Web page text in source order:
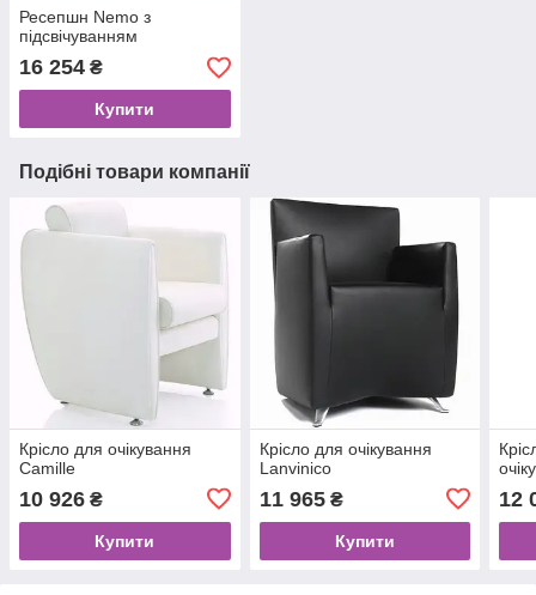
Ресепшн Nemo з
підсвічуванням
16 254 ₴
Купити
Подібні товари компанії
Крісло для очікування
Camille
10 926 ₴
Купити
Крісло для очікування
Lanvinico
11 965₴
Купити
12